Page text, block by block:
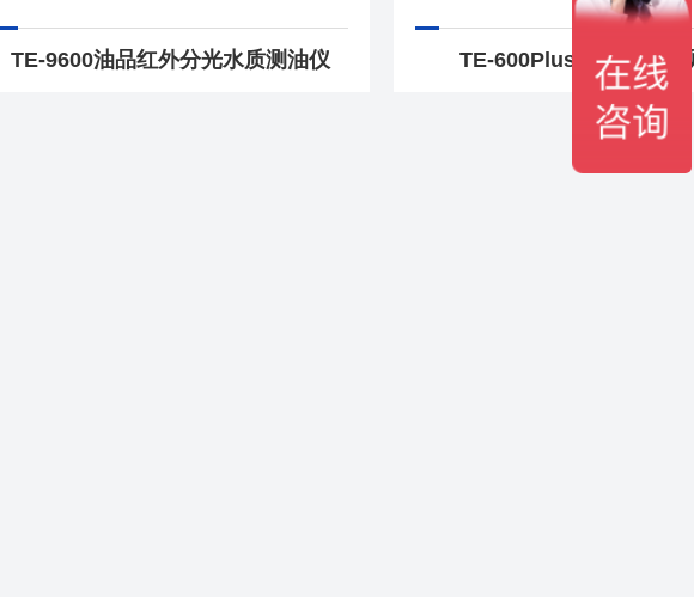
TE-9600油品红外分光水质测油仪 TE-600Plus水质总氮检